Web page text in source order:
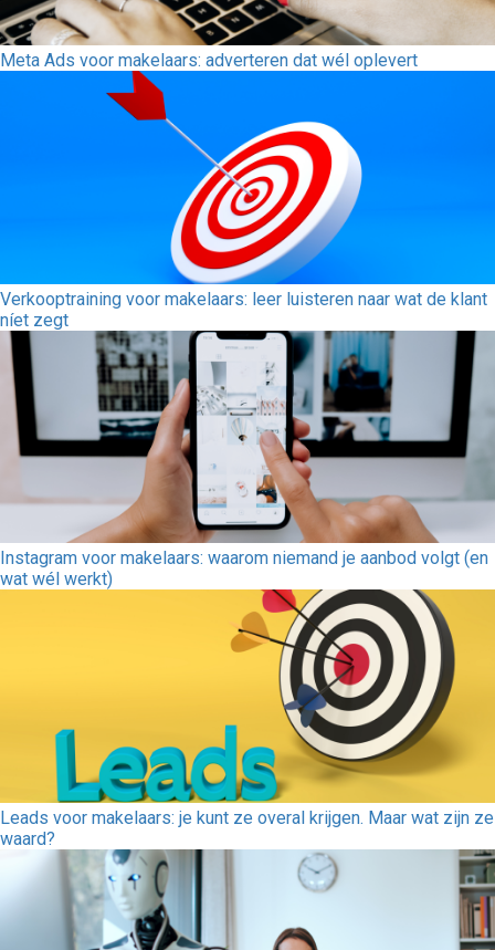
Meta Ads voor makelaars: adverteren dat wél oplevert
Verkooptraining voor makelaars: leer luisteren naar wat de klant
níet zegt
Instagram voor makelaars: waarom niemand je aanbod volgt (en
wat wél werkt)
Leads voor makelaars: je kunt ze overal krijgen. Maar wat zijn ze
waard?